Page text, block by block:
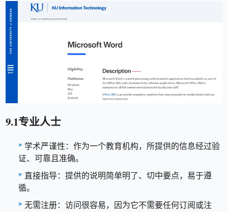
9.1专业人士
学术严谨性：作为一个教育机构，所提供的信息经过验
证、可靠且准确。
直接指导：提供的说明简单明了、切中要点，易于遵
循。
无需注册：访问很容易，因为它不需要任何订阅或注